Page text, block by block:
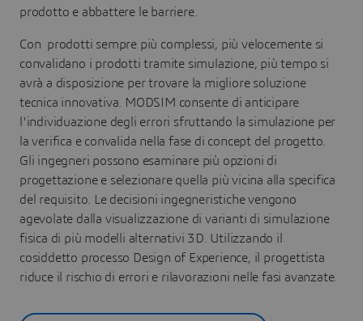
prodotto e abbattere le barriere.
Con prodotti sempre più complessi, più velocemente si
convalidano i prodotti tramite simulazione, più tempo si
avrà a disposizione per trovare la migliore soluzione
tecnica innovativa. MODSIM consente di anticipare
l'individuazione degli errori sfruttando la simulazione per
la verifica e convalida nella fase di concept del progetto.
Gli ingegneri possono esaminare più opzioni di
progettazione e selezionare quella più vicina alla specifica
del requisito. Le decisioni ingegneristiche vengono
agevolate dalla visualizzazione di varianti di simulazione
fisica di più modelli alternativi 3D. Utilizzando il
cosiddetto processo Design of Experience, il progettista
riduce il rischio di errori e rilavorazioni nelle fasi avanzate.